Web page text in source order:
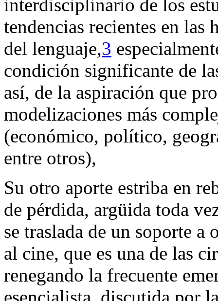
interdisciplinario de los
tendencias recientes en las
del lenguaje,3
condición significante de
así, de la aspiración que
modelizaciones más
(económico, político,
entre otros),
Su otro aporte estriba en
de pérdida, argüida toda
se traslada de un soporte
al cine, que es una de las
renegando la frecuente
esencialista, discutida por